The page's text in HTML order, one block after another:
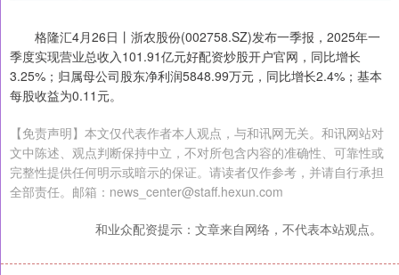
格隆汇4月26日丨浙农股份(002758.SZ)发布一季报，2025年一
季度实现营业总收入101.91亿元好配资炒股开户官网，同比增长
3.25%；归属母公司股东净利润5848.99万元，同比增长2.4%；基本
每股收益为0.11元。
【免责声明】本文仅代表作者本人观点，与和讯网无关。和讯网站对
文中陈述、观点判断保持中立，不对所包含内容的准确性、可靠性或
完整性提供任何明示或暗示的保证。请读者仅作参考，并请自行承担
全部责任。邮箱：news_center@staff.hexun.com
和业众配资提示：文章来自网络，不代表本站观点。